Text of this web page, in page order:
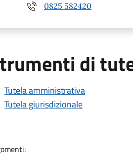
0825 582420
di
Tutela amministrativa
Tutela giurisdizionale